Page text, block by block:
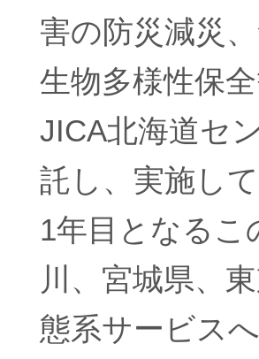
害の防災減災
生物多様性保
JICA北海道セ
託し、実施し
1年目となるこ
川、宮城県、
態系サービス